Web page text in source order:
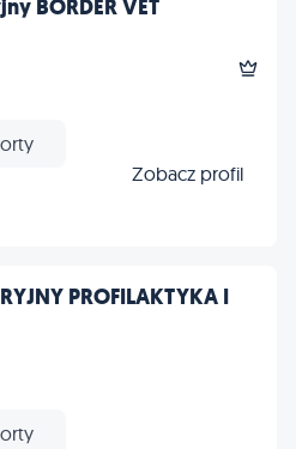
BORDER VET
Zobacz profil
PROFILAKTYKA I